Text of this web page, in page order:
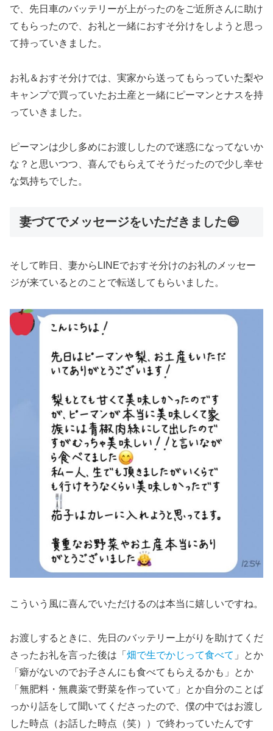
で、先日車のバッテリーが上がったのをご近所さんに助け
てもらったので、お礼と一緒におすそ分けをしようと思っ
て持っていきました。
お礼＆おすそ分けでは、実家から送ってもらっていた梨や
キャンプで買っていたお土産と一緒にピーマンとナスを持
っていきました。
ピーマンは少し多めにお渡ししたので迷惑になってないか
な？と思いつつ、喜んでもらえてそうだったので少し幸せ
な気持ちでした。
妻づてでメッセージをいただきました😄
そして昨日、妻からLINEでおすそ分けのお礼のメッセー
ジが来ているとのことで転送してもらいました。
こういう風に喜んでいただけるのは本当に嬉しいですね。
お渡しするときに、先日のバッテリー上がりを助けてくだ
さったお礼を言った後は「 畑で生でかじって食べて 」とか
「癖がないのでお子さんにも食べてもらえるかも」とか
「無肥料・無農薬で野菜を作っていて」とか自分のことば
っかり話をして聞いてくださったので、僕の中ではお渡し
した時点（お話した時点（笑））で終わっていたんです